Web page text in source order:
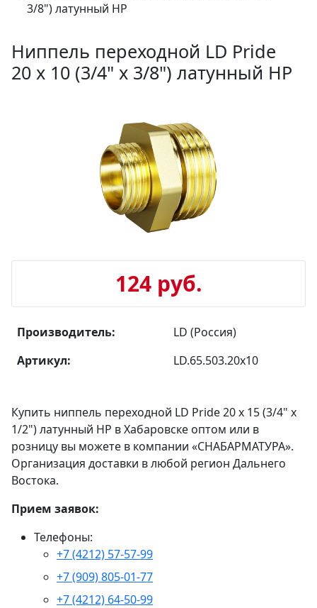
3/8") латунный НР
Ниппель переходной LD Pride
20 х 10 (3/4" х 3/8") латунный НР
124 руб.
Производитель:
LD (Россия)
Артикул:
LD.65.503.20х10
Купить ниппель переходной LD Pride 20 х 15 (3/4" х
1/2") латунный НР в Хабаровске оптом или в
розницу вы можете в компании «СНАБАРМАТУРА».
Организация доставки в любой регион Дальнего
Востока.
Прием заявок:
Телефоны:
+7 (4212) 57-57-99
+7 (909) 805-01-77
+7 (4212) 64-50-99